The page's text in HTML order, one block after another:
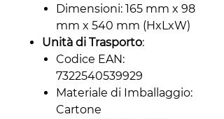
Dimensioni: 165 mm x 98
mm x 540 mm (HxLxW)
Unità di Trasporto:
Codice EAN:
7322540539929
Materiale di Imballaggio:
Cartone